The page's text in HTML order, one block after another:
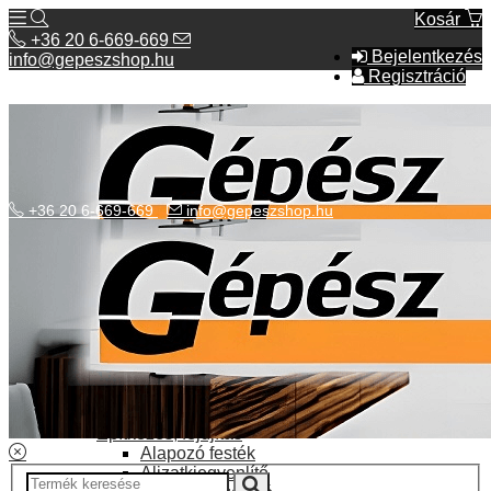
Kosár
Bejelentkezés
Regisztráció
+36 20 6-669-669
info@gepeszshop.hu
Kategóriák menü
Bolhapiac
Elektromos fűtés
Építkezés, fejújítás
Alapozó festék
Aljzatkiegyenlítő
+36 20 6-669-669 info@gepeszshop.hu